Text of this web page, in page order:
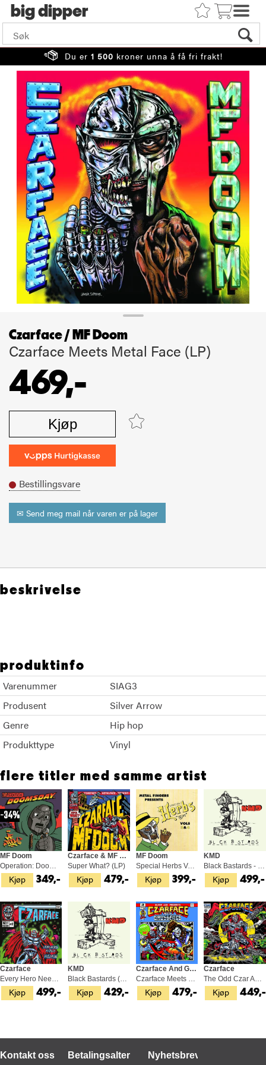
big
Du er 1 500 kroner unna å få fri frakt!
Czarface / MF Doom
Czarface Meets Metal Face (LP)
469,-
Kjøp
Bestillingsvare
✉ Send meg mail når varen er på lager
beskrivelse
produktinfo
Varenummer
SIAG3
Produsent
Silver Arrow
Genre
Hip hop
Produkttype
Vinyl
flere titler med samme artist
Kjøp
34%
MF Doom
Operation: Doomsday (2LP)
349,- Kjøp
Czarface & MF Doom
Super What? (LP)
479,- Kjøp
MF Doom
Special Herbs Vol. 3 & 4 (2LP+7'')
399,- Kjøp
KMD
Black Bastards - LTD (2LP)
499,-
Kjøp
Czarface
499,- Kjøp
KMD
429,- Kjøp
Czarface And Ghostface Killah
479,- Kjøp
Czarface
449,-
Kontakt oss BetalingsalternativerNyhetsbrev